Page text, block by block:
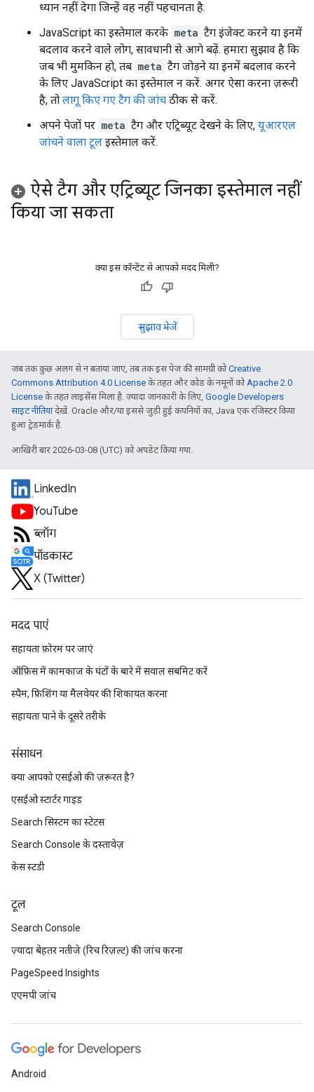
ध्यान नहीं देगा जिन्हें वह नहीं पहचानता है.
JavaScript का इस्तेमाल करके meta टैग इंजेक्ट करने या इनमें
बदलाव करने वाले लोग, सावधानी से आगे बढ़ें. हमारा सुझाव है कि
जब भी मुमकिन हो, तब meta टैग जोड़ने या इनमें बदलाव करने
के लिए JavaScript का इस्तेमाल न करें. अगर ऐसा करना ज़रूरी
है, तो लागू किए गए टैग की जांच ठीक से करें.
अपने पेजों पर meta टैग और एट्रिब्यूट देखने के लिए, यूआरएल
जांचने वाला टूल इस्तेमाल करें.
ऐसे टैग और एट्रिब्यूट जिनका इस्तेमाल नहीं
किया जा सकता
क्या इस कॉन्टेंट से आपको मदद मिली?
सुझाव भेजें
जब तक कुछ अलग से न बताया जाए, तब तक इस पेज की सामग्री कोCreative
Commons Attribution 4.0 License के तहत और कोड के नमूनों कोApache 2.0
License के तहत लाइसेंस मिला है. ज़्यादा जानकारी के लिए, Google Developers
साइट नीतियांदेखें. Oracle और/या इससे जुड़ी हुई कंपनियों का, Java एक रजिस्टर किया
हुआ ट्रेडमार्क है.
आखिरी बार 2026-03-08 (UTC) को अपडेट किया गया.
LinkedIn
YouTube
ब्लॉग
पॉडकास्ट
X (Twitter)
मदद पाएं
सहायता फ़ोरम पर जाएं
ऑफ़िस में कामकाज के घंटों के बारे में सवाल सबमिट करें
स्पैम, फ़िशिंग या मैलवेयर की शिकायत करना
सहायता पाने के दूसरे तरीके
संसाधन
क्या आपको एसईओ की ज़रूरत है?
एसईओ स्टार्टर गाइड
Search सिस्टम का स्टेटस
Search Console के दस्तावेज़
केस स्टडी
टूल
Search Console
ज़्यादा बेहतर नतीजे (रिच रिज़ल्ट) की जांच करना
PageSpeed Insights
एएमपी जांच
Android